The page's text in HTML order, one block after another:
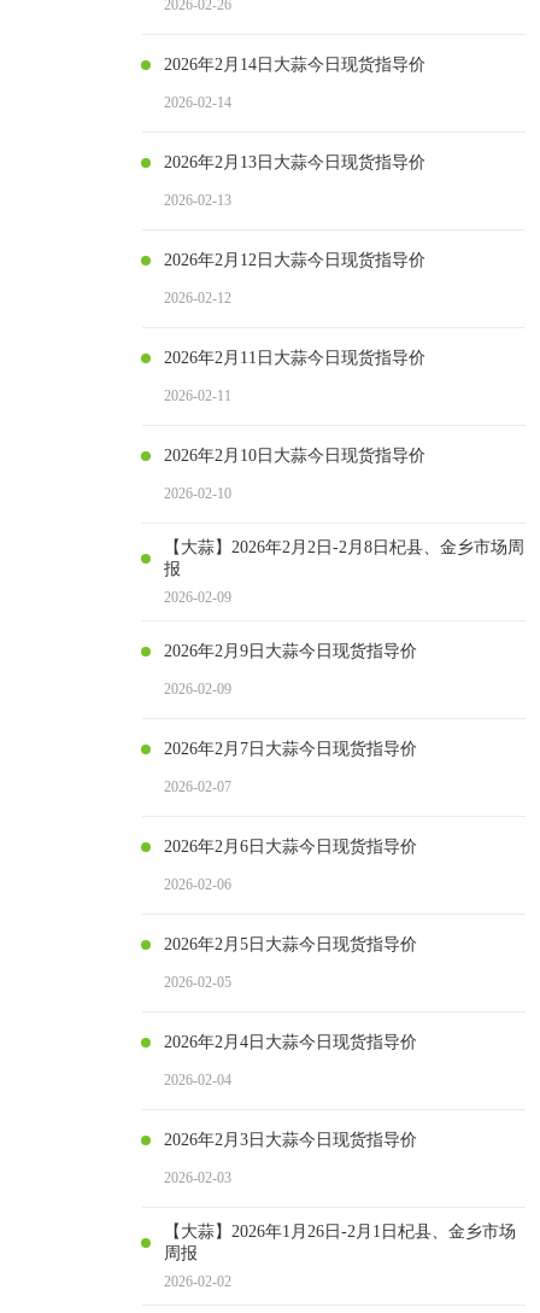
2026-02-26
2026年2月14日大蒜今日现货指导价
2026-02-14
2026年2月13日大蒜今日现货指导价
2026-02-13
2026年2月12日大蒜今日现货指导价
2026-02-12
2026年2月11日大蒜今日现货指导价
2026-02-11
2026年2月10日大蒜今日现货指导价
2026-02-10
【大蒜】2026年2月2日-2月8日杞县、金乡市场周
报
2026-02-09
2026年2月9日大蒜今日现货指导价
2026-02-09
2026年2月7日大蒜今日现货指导价
2026-02-07
2026年2月6日大蒜今日现货指导价
2026-02-06
2026年2月5日大蒜今日现货指导价
2026-02-05
2026年2月4日大蒜今日现货指导价
2026-02-04
2026年2月3日大蒜今日现货指导价
2026-02-03
【大蒜】2026年1月26日-2月1日杞县、金乡市场
周报
2026-02-02